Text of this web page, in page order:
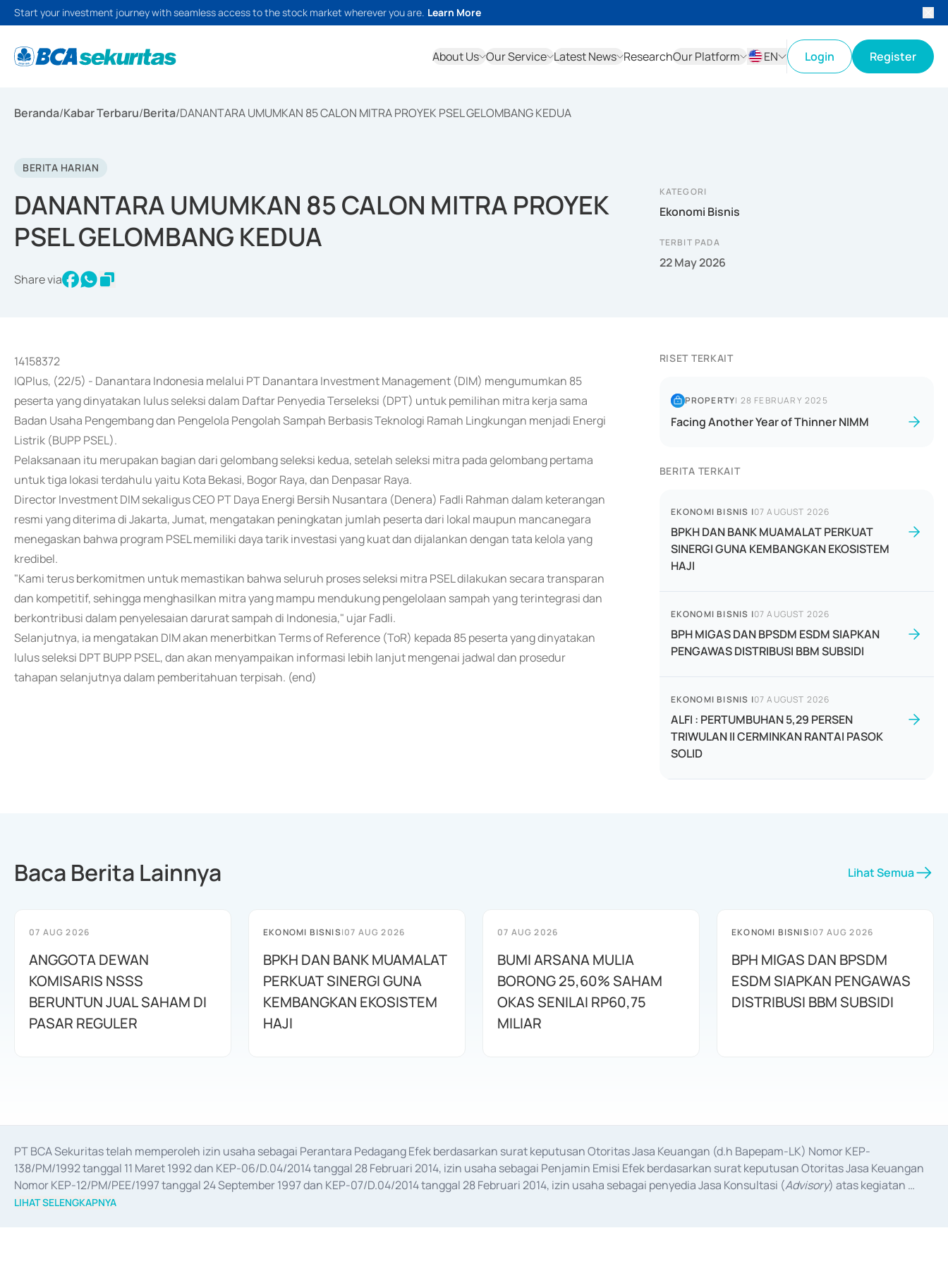
Start your investment journey with seamless access to the stock market wherever you are. Learn More
About Us Our Service Latest News ResearchOur Platform
EN
Login Register
Beranda/Kabar Terbaru/Berita/DANANTARA UMUMKAN 85 CALON MITRA PROYEK PSEL GELOMBANG KEDUA
BERITA HARIAN
DANANTARA UMUMKAN 85 CALON MITRA PROYEK
PSEL GELOMBANG KEDUA
Share via
KATEGORI
Ekonomi Bisnis
TERBIT PADA
22 May 2026
14158372
IQPlus, (22/5) - Danantara Indonesia melalui PT Danantara Investment Management (DIM) mengumumkan 85
peserta yang dinyatakan lulus seleksi dalam Daftar Penyedia Terseleksi (DPT) untuk pemilihan mitra kerja sama
Badan Usaha Pengembang dan Pengelola Pengolah Sampah Berbasis Teknologi Ramah Lingkungan menjadi Energi
Listrik (BUPP PSEL).
Pelaksanaan itu merupakan bagian dari gelombang seleksi kedua, setelah seleksi mitra pada gelombang pertama
untuk tiga lokasi terdahulu yaitu Kota Bekasi, Bogor Raya, dan Denpasar Raya.
Director Investment DIM sekaligus CEO PT Daya Energi Bersih Nusantara (Denera) Fadli Rahman dalam keterangan
resmi yang diterima di Jakarta, Jumat, mengatakan peningkatan jumlah peserta dari lokal maupun mancanegara
menegaskan bahwa program PSEL memiliki daya tarik investasi yang kuat dan dijalankan dengan tata kelola yang
kredibel.
"Kami terus berkomitmen untuk memastikan bahwa seluruh proses seleksi mitra PSEL dilakukan secara transparan
dan kompetitif, sehingga menghasilkan mitra yang mampu mendukung pengelolaan sampah yang terintegrasi dan
berkontribusi dalam penyelesaian darurat sampah di Indonesia," ujar Fadli.
Selanjutnya, ia mengatakan DIM akan menerbitkan Terms of Reference (ToR) kepada 85 peserta yang dinyatakan
lulus seleksi DPT BUPP PSEL, dan akan menyampaikan informasi lebih lanjut mengenai jadwal dan prosedur
tahapan selanjutnya dalam pemberitahuan terpisah. (end)
RISET TERKAIT
PROPERTY| 28 FEBRUARY 2025
Facing Another Year of Thinner NIMM
BERITA TERKAIT
EKONOMI BISNIS |07 AUGUST 2026
BPKH DAN BANK MUAMALAT PERKUAT
SINERGI GUNA KEMBANGKAN EKOSISTEM
HAJI
EKONOMI BISNIS |07 AUGUST 2026
BPH MIGAS DAN BPSDM ESDM SIAPKAN
PENGAWAS DISTRIBUSI BBM SUBSIDI
EKONOMI BISNIS |07 AUGUST 2026
ALFI : PERTUMBUHAN 5,29 PERSEN
TRIWULAN II CERMINKAN RANTAI PASOK
SOLID
Baca Berita Lainnya Lihat Semua
07 AUG 2026
ANGGOTA DEWAN
KOMISARIS NSSS
BERUNTUN JUAL SAHAM DI
PASAR REGULER
EKONOMI BISNIS|07 AUG 2026
BPKH DAN BANK MUAMALAT
PERKUAT SINERGI GUNA
KEMBANGKAN EKOSISTEM
HAJI
07 AUG 2026
BUMI ARSANA MULIA
BORONG 25,60% SAHAM
OKAS SENILAI RP60,75
MILIAR
EKONOMI BISNIS|07 AUG 2026
BPH MIGAS DAN BPSDM
ESDM SIAPKAN PENGAWAS
DISTRIBUSI BBM SUBSIDI
PT BCA Sekuritas telah memperoleh izin usaha sebagai Perantara Pedagang Efek berdasarkan surat keputusan Otoritas Jasa Keuangan (d.h Bapepam-LK) Nomor KEP-
138/PM/1992 tanggal 11 Maret 1992 dan KEP-06/D.04/2014 tanggal 28 Februari 2014, izin usaha sebagai Penjamin Emisi Efek berdasarkan surat keputusan Otoritas Jasa Keuangan
Nomor KEP-12/PM/PEE/1997 tanggal 24 September 1997 dan KEP-07/D.04/2014 tanggal 28 Februari 2014, izin usaha sebagai penyedia Jasa Konsultasi (Advisory) atas kegiatan
merger, akuisisi, divestasi, dan
LIHAT SELENGKAPNYA